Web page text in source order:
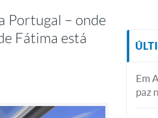
Portugal – onde
Fátima está
Em
paz